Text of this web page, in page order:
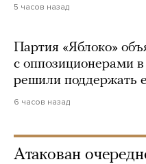
5 часов назад
Партия «Яблоко»
с оппозиционерами
решили поддержать
6 часов назад
Атакован